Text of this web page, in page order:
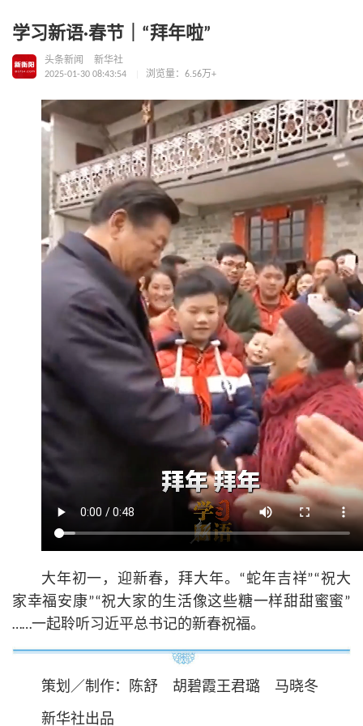
学习新语·春节｜“拜年啦”
头条新闻
新华社
2025-01-30 08:43:54
浏览量：6.56万+
大年初一，迎新春，拜大年。“蛇年吉祥”“祝大
家幸福安康”“祝大家的生活像这些糖一样甜甜蜜蜜”
……一起聆听习近平总书记的新春祝福。
策划／制作：陈舒 胡碧霞王君璐 马晓冬
新华社出品